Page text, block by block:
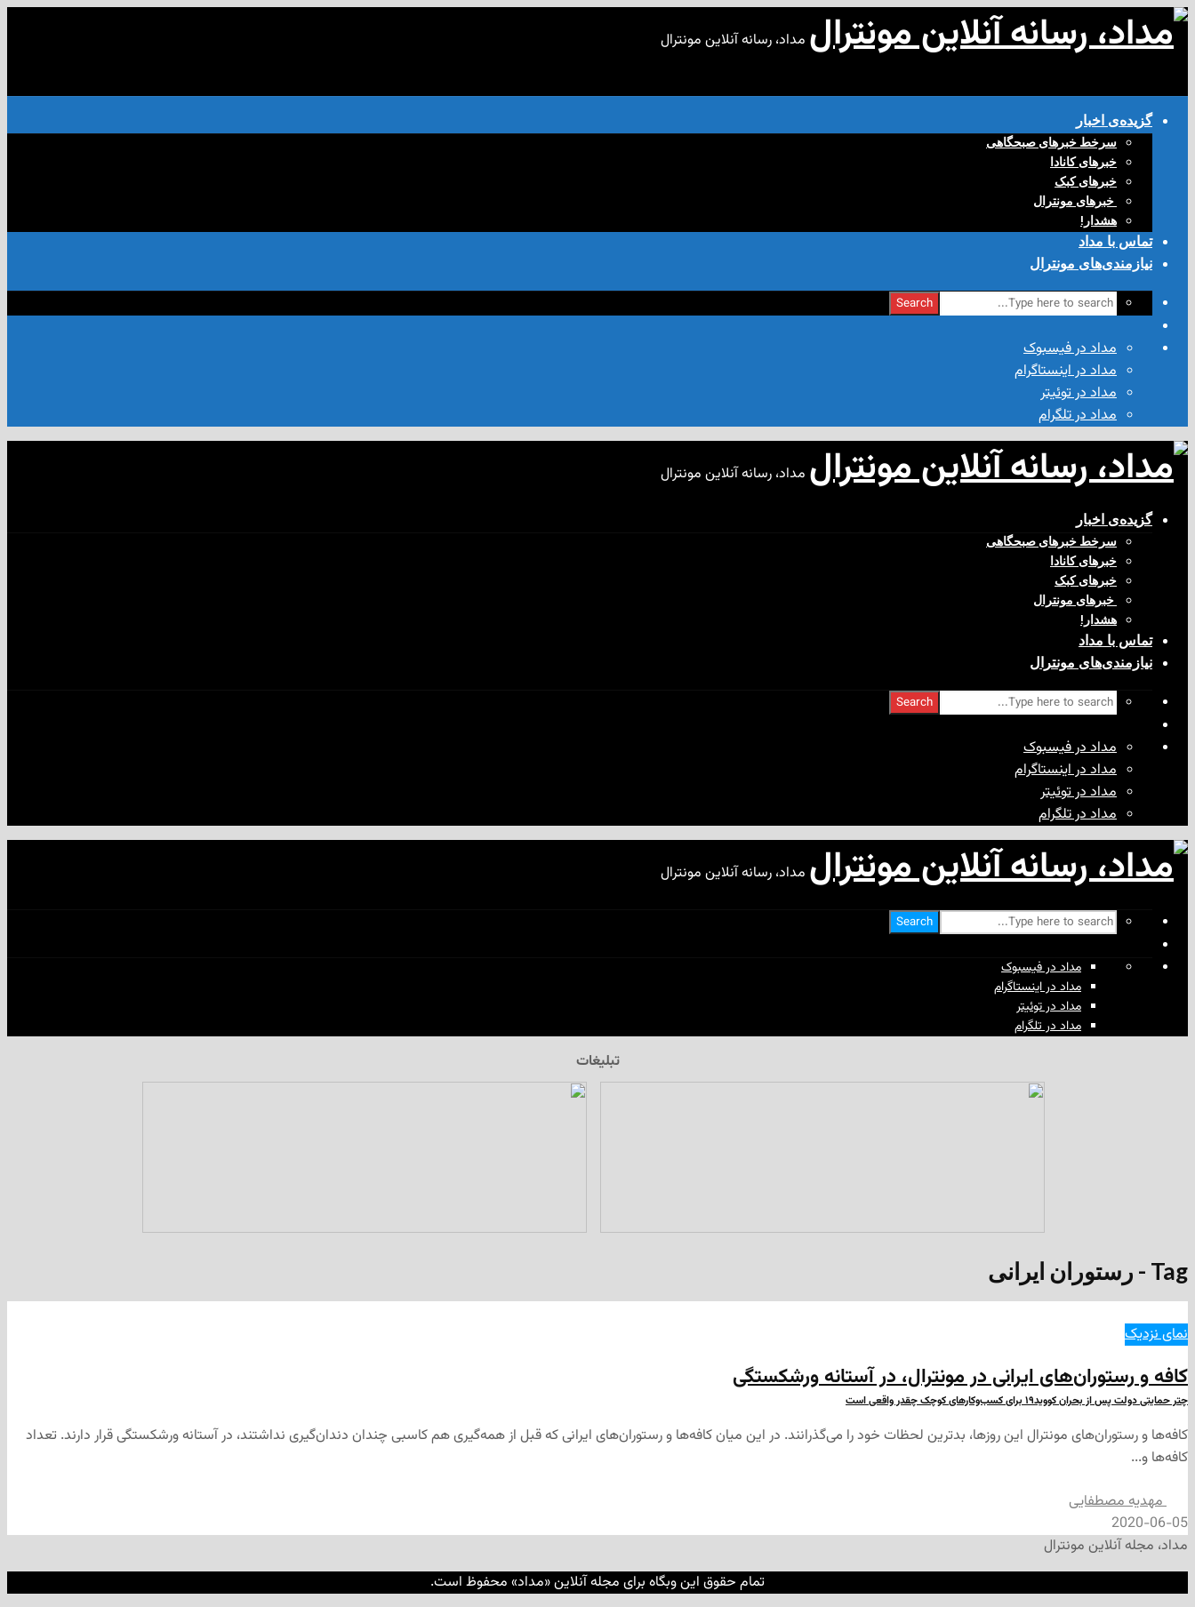
مداد، رسانه آنلاین مونترال
گزیده‌ی‌ اخبار
سرخط خبرهای صبحگاهی
خبرهای کانادا
خبرهای کبک
‌ خبرهای مونترال
هشدار!
تماس با مداد
نیازمندی‌های مونترال
Search
مداد در فیسبوک
مداد در اینستاگرام
مداد در توئیتر
مداد در تلگرام
مداد، رسانه آنلاین مونترال
گزیده‌ی‌ اخبار
سرخط خبرهای صبحگاهی
خبرهای کانادا
خبرهای کبک
‌ خبرهای مونترال
هشدار!
تماس با مداد
نیازمندی‌های مونترال
Search
مداد در فیسبوک
مداد در اینستاگرام
مداد در توئیتر
مداد در تلگرام
مداد، رسانه آنلاین مونترال
Search
مداد در فیسبوک
مداد در اینستاگرام
مداد در توئیتر
مداد در تلگرام
تبلیغات
Tag - رستوران ایرانی
نمای نزدیک
کافه و رستوران‌های ایرانی در مونترال، در آستانه ورشکستگی
چتر حمایتی دولت پس از بحران کووید۱۹ برای کسب‌وکارهای کوچک چقدر واقعی است
کافه‌ها و رستوران‌های مونترال این روزها، بدترین لحظات خود را می‌گذرانند. در این میان کافه‌ها و رستوران‌های ایرانی که قبل از همه‌گیری هم کاسبی چندان دندان‌گیری نداشتند، در آستانه ورشکستگی قرار دارند. تعداد
کافه‌ها و...
مهدیه مصطفایی
2020-06-05
مداد، مجله آنلاین مونترال
تمام حقوق این وبگاه برای مجله آنلاین «مداد» محفوظ است.